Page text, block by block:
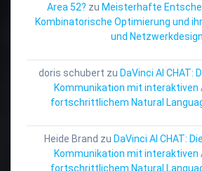
Area 52? zu Meisterhafte
Kombinatorische Optimierung und
und Netzwerkdesign
doris schubert zu DaVinci AI CHAT:
Kommunikation mit interaktiven
fortschrittlichem Natural
Heide Brand zu DaVinci AI CHAT:
Kommunikation mit interaktiven
fortschrittlichem Natural